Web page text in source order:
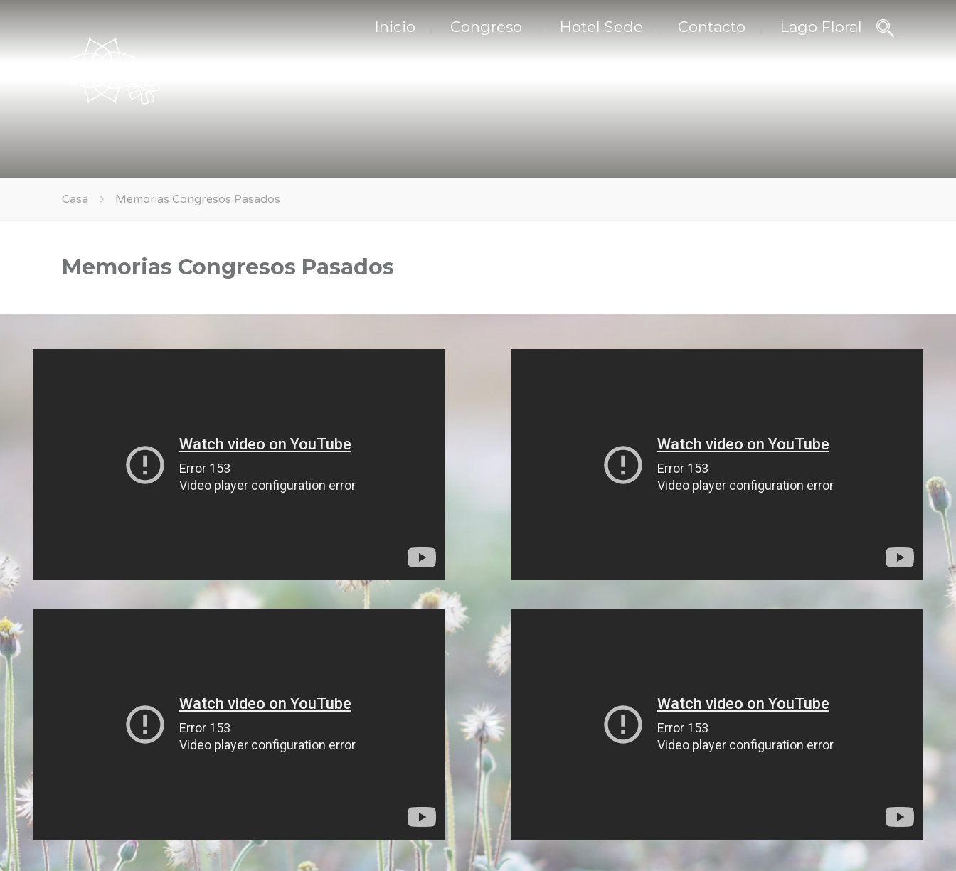
Inicio Congreso Hotel Sede Contacto Lago Floral
Casa Memorias Congresos Pasados
Memorias Congresos Pasados